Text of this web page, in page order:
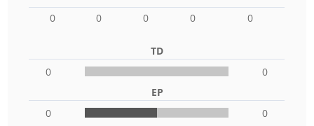
0
0 0 0 0
TD
0
0
EP
0
0